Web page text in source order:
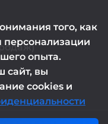
того, как
персонализации
опыта.
сайт, вы
cookies и